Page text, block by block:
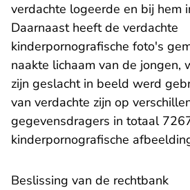
verdachte logeerde en bij hem
Daarnaast heeft de verdachte
kinderpornografische foto's
naakte lichaam van de jongen,
zijn geslacht in beeld werd
van verdachte zijn op
gegevensdragers in totaal
kinderpornografische
Beslissing van de rechtbank